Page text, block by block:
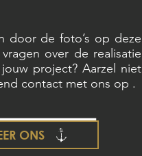
door de foto’s op deze
over de realisatie
project? Aarzel niet
contact met ons op .
ONS